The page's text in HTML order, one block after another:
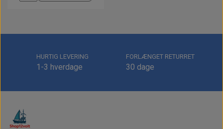
HURTIG LEVERING
1-3 hverdage
FORLÆNGET RETURRET
30 dage